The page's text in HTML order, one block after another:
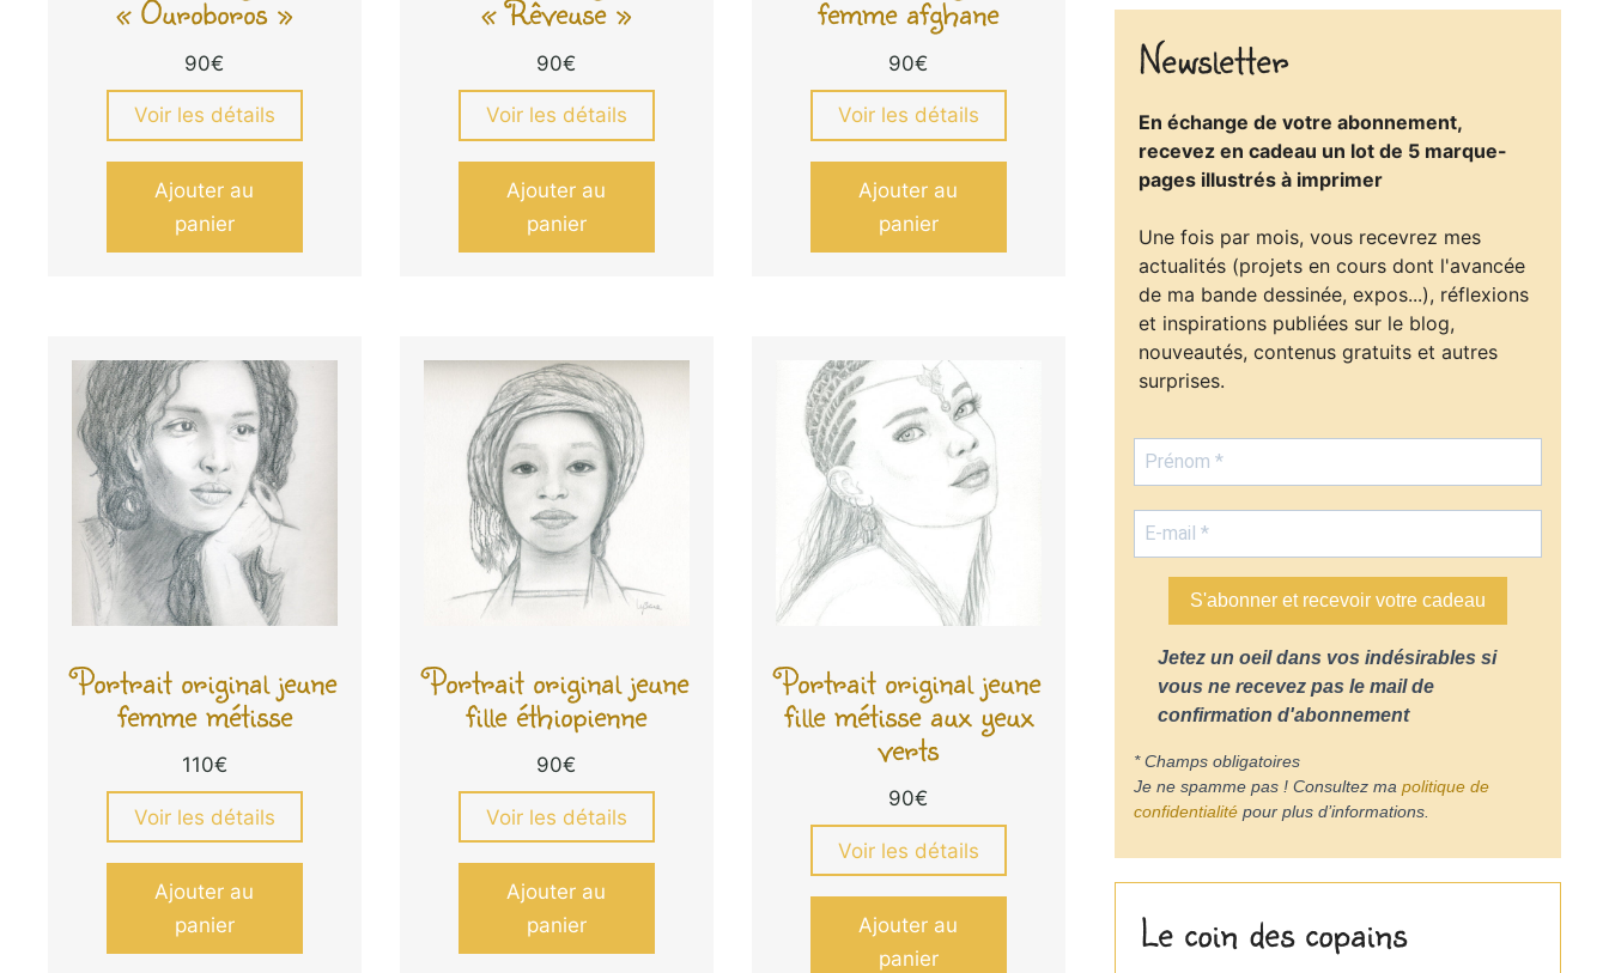
« Ouroboros »
90€
Voir les détails
Ajouter au
panier
« Rêveuse »
90€
Voir les détails
Ajouter au
panier
femme afghane
90€
Voir les détails
Ajouter au
panier
Portrait original jeune
femme métisse
110€
Voir les détails
Ajouter au
panier
Portrait original jeune
fille éthiopienne
90€
Voir les détails
Ajouter au
panier
Portrait original jeune
fille métisse aux yeux
verts
90€
Voir les détails
Ajouter au
panier
Newsletter
En échange de votre abonnement,
recevez en cadeau un lot de 5 marque-
pages illustrés à imprimer
Une fois par mois, vous recevrez mes
actualités (projets en cours dont l'avancée
de ma bande dessinée, expos...), réflexions
et inspirations publiées sur le blog,
nouveautés, contenus gratuits et autres
surprises.
S'abonner et recevoir votre cadeau
Jetez un oeil dans vos indésirables si
vous ne recevez pas le mail de
confirmation d'abonnement
* Champs obligatoires
Je ne spamme pas ! Consultez ma politique de
confidentialité pour plus d’informations.
Le coin des copains